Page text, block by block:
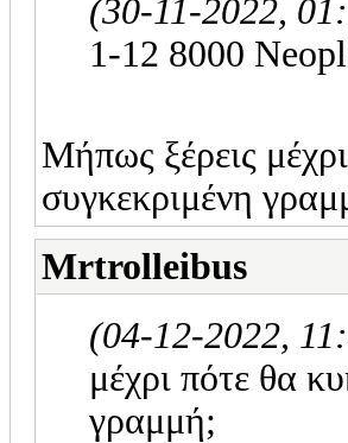
(30-11-2022,
1-12 8000
Μήπως ξέρεις
συγκεκριμένη
Mrtrolleibus
(04-12-2022,
μέχρι πότε θα
γραμμή;